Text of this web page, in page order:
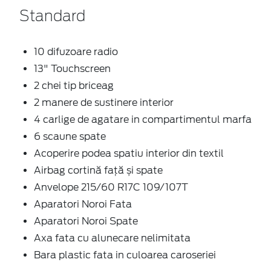
Standard
10 difuzoare radio
13" Touchscreen
2 chei tip briceag
2 manere de sustinere interior
4 carlige de agatare in compartimentul marfa
6 scaune spate
Acoperire podea spatiu interior din textil
Airbag cortină față și spate
Anvelope 215/60 R17C 109/107T
Aparatori Noroi Fata
Aparatori Noroi Spate
Axa fata cu alunecare nelimitata
Bara plastic fata in culoarea caroseriei